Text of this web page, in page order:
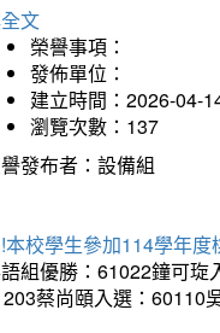
文
榮譽事項：
發佈單位：
建立時間：2026-04-
瀏覽次數：137
發布者：設備組
本校學生參加114學年
組優勝：61022鐘可琁
蔡尚頤入選：60110